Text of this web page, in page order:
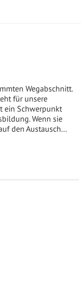
Wegabschnitt.
für unsere
ein Schwerpunkt
Wenn sie
den Austausch…